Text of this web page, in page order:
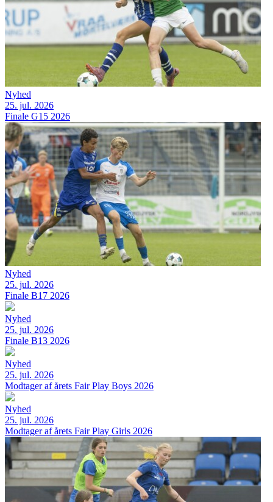
Nyhed
25. jul. 2026
Finale G15 2026
Nyhed
25. jul. 2026
Finale B17 2026
Nyhed
25. jul. 2026
Finale B13 2026
Nyhed
25. jul. 2026
Modtager af årets Fair Play Boys 2026
Nyhed
25. jul. 2026
Modtager af årets Fair Play Girls 2026